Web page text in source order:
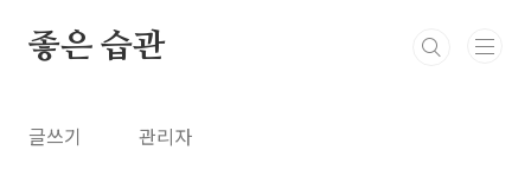
좋은 습관
글쓰기 관리자